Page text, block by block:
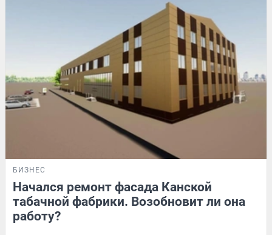
БИЗНЕС
Начался ремонт фасада Канской
табачной фабрики. Возобновит ли она
работу?